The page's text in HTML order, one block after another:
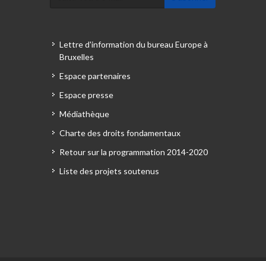
Lettre d'information du bureau Europe à
Bruxelles
Espace partenaires
Espace presse
Médiathèque
Charte des droits fondamentaux
Retour sur la programmation 2014-2020
Liste des projets soutenus